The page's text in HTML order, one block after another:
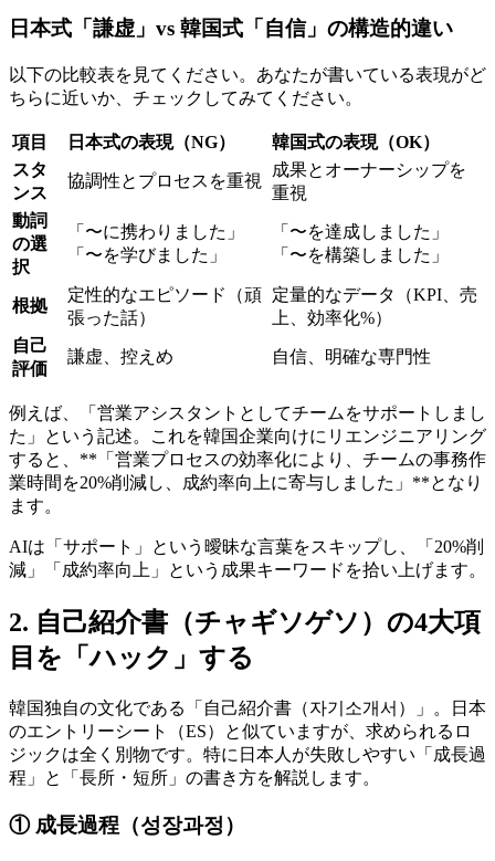
日本式「謙虚」vs 韓国式「自信」の構造的違い
以下の比較表を見てください。あなたが書いている表現がど
ちらに近いか、チェックしてみてください。
項目 日本式の表現（NG）
韓国式の表現（OK）
スタ
ンス
協調性とプロセスを重視
成果とオーナーシップを
重視
動詞
の選
択
「〜に携わりました」
「〜を学びました」
「〜を達成しました」
「〜を構築しました」
根拠
定性的なエピソード（頑
張った話）
定量的なデータ（KPI、売
上、効率化%）
自己
評価
謙虚、控えめ 自信、明確な専門性
例えば、「営業アシスタントとしてチームをサポートしまし
た」という記述。これを韓国企業向けにリエンジニアリング
すると、**「営業プロセスの効率化により、チームの事務作
業時間を20%削減し、成約率向上に寄与しました」**となり
ます。
AIは「サポート」という曖昧な言葉をスキップし、「20%削
減」「成約率向上」という成果キーワードを拾い上げます。
2. 自己紹介書（チャギソゲソ）の4大項
目を「ハック」する
韓国独自の文化である「自己紹介書（자기소개서）」。日本
のエントリーシート（ES）と似ていますが、求められるロ
ジックは全く別物です。特に日本人が失敗しやすい「成長過
程」と「長所・短所」の書き方を解説します。
① 成長過程（성장과정）